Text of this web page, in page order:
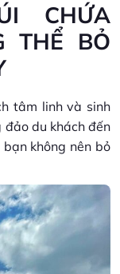
CHỨA
THỂ BỎ
tâm linh và sinh
du khách đến
không nên bỏ